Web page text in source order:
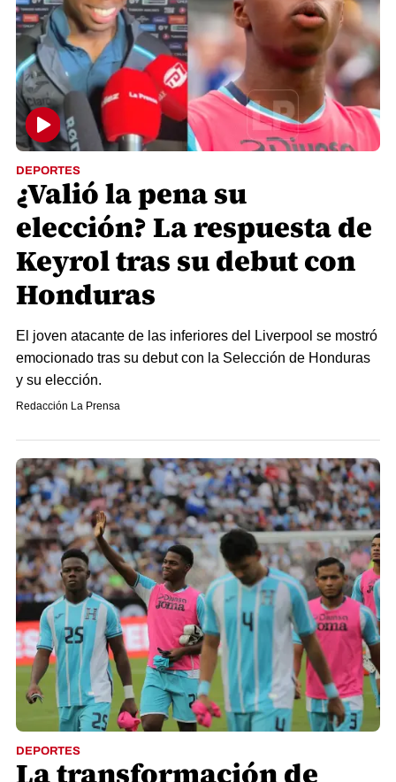
DEPORTES
¿Valió la pena su
elección? La respuesta de
Keyrol tras su debut con
Honduras
El joven atacante de las inferiores del Liverpool se mostró
emocionado tras su debut con la Selección de Honduras
y su elección.
Redacción La Prensa
DEPORTES
La transformación de